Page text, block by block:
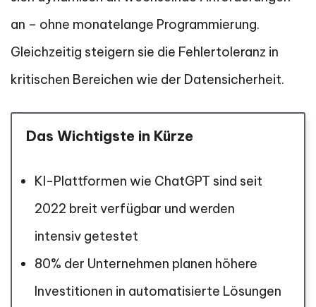
an – ohne monatelange Programmierung.
Gleichzeitig steigern sie die Fehlertoleranz in
kritischen Bereichen wie der Datensicherheit.
Das Wichtigste in Kürze
KI-Plattformen wie ChatGPT sind seit
2022 breit verfügbar und werden
intensiv getestet
80% der Unternehmen planen höhere
Investitionen in automatisierte Lösungen